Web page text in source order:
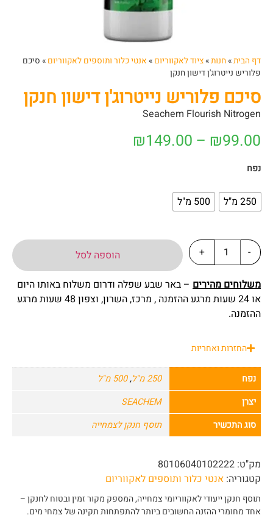
דף הבית»חנות»ציוד לאקווריום » אנטי כלור ותוספים לאקווריום » סיכם
פלוריש נייטרוג'ן דישון חנקן
סיכם פלוריש נייטרוג'ן דישון חנקן
Seachem Flourish Nitrogen
₪99.00
–
₪149.00
נפח
250 מ"ל 500 מ"ל
-
+
הוספה לסל
משלוחים מהירים – באר שבע שפלה ודרום משלוח באותו היום
או 24 שעות מרגע ההזמנה , מרכז, השרון, וצפון 48 שעות מרגע
ההזמנה.
החזרות ואחריות
נפח 250 מ"ל ,500 מ"ל
יצרן
SEACHEM
סוג התכשיר
תוסף חנקן לצמחייה
מק"ט: 80106040102222
קטגוריה: אנטי כלור ותוספים לאקווריום
תוסף חנקן ייעודי לאקווריומי צמחייה, המספק מקור זמין ובטוח לחנקן –
אחד מחומרי ההזנה החשובים ביותר להתפתחות תקינה של צמחי מים.